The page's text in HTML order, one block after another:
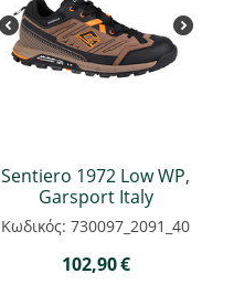
Sentiero 1972 Low WP,
Garsport Italy
Κωδικός: 730097_2091_40
102,90€